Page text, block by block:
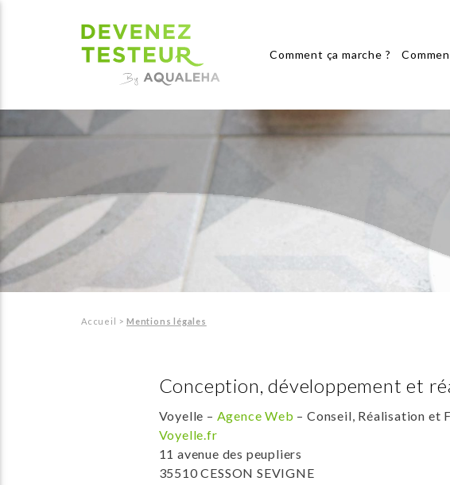
Comment ça marche ?
Accueil >Mentions légales
Conception, développement et
Voyelle – Agence Web – Conseil, Réalisation et
Voyelle.fr
11 avenue des peupliers
35510 CESSON SEVIGNE